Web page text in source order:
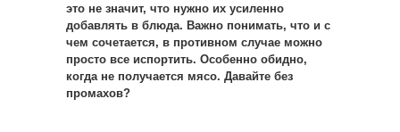
это не значит, что нужно их усиленно
добавлять в блюда. Важно понимать, что и с
чем сочетается, в противном случае можно
просто все испортить. Особенно обидно,
когда не получается мясо. Давайте без
промахов?